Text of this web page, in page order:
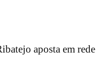
aposta em rede